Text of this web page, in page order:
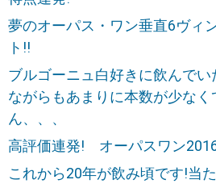
夢のオーパス・ワン垂直6ヴィ
ト!!
ブルゴーニュ白好きに飲んで
ながらもあまりに本数が少な
ん、、、
高評価連発! オーパスワン
これから20年が飲み頃です!当